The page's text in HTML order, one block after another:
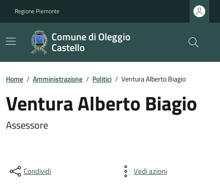
Regione Piemonte
Comune di Oleggio
Castello
Home / Amministrazione / Politici / Ventura Alberto Biagio
Ventura Alberto Biagio
Assessore
Condividi Vedi azioni